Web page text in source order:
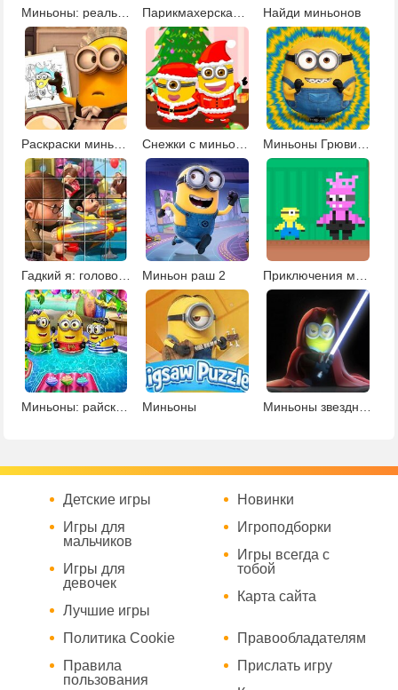
Миньоны: реальные прически Найди миньонов
Раскраски миньонов 2 Снежки с миньонами
Гадкий я: головоломка Миньон раш 2
Миньоны: райский уголок Миньоны
Детские игры
Игры для
мальчиков
Игры для
девочек
Лучшие игры
Новинки
Игроподборки
Игры всегда с
тобой
Карта сайта
Политика Cookie
Правила
пользования
Правообладателям
Прислать игру